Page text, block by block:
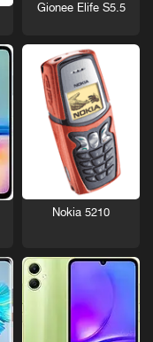
Gionee Elife S5.5
Nokia 5210